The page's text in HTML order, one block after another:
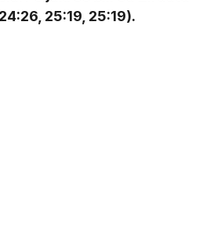
25:19, 25:19).